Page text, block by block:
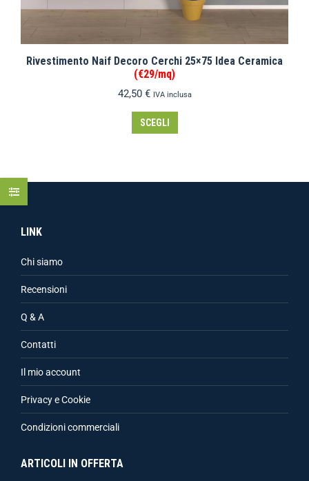
Rivestimento Naif Decoro Cerchi 25×75 Idea Ceramica
(€29/mq)
42,50 € IVA inclusa
SCEGLI
LINK
Chi siamo
Recensioni
Q & A
Contatti
Il mio account
Privacy e Cookie
Condizioni commerciali
ARTICOLI IN OFFERTA